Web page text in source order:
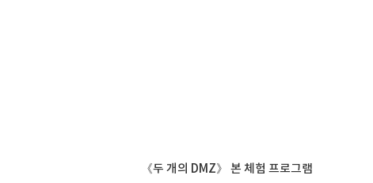
《두 개의 DMZ》 본 체험 프로그램